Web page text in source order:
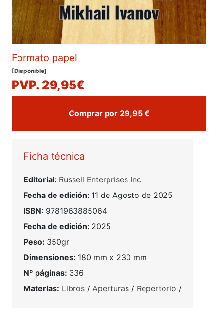
Formato papel
[Disponible]
PVP. 29,95€
Comprar por 29,95 €
Ficha técnica
Editorial: Russell Enterprises Inc
Fecha de edición: 11 de Agosto de 2025
ISBN: 9781963885064
Fecha de edición: 2025
Peso: 350gr
Dimensiones: 180 mm x 230 mm
Nº páginas: 336
Materias: Libros / Aperturas / Repertorio /